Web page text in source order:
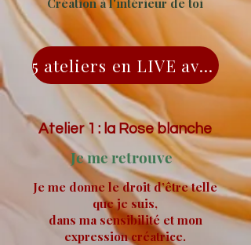
Création à l'intérieur de toi
5 ateliers en LIVE avec Anne-France & Amandine
Atelier 1 : la Rose blanche
Je me retrouve
Je me donne le droit d’être telle
que je suis,
dans ma sensibilité et mon
expression créatrice.